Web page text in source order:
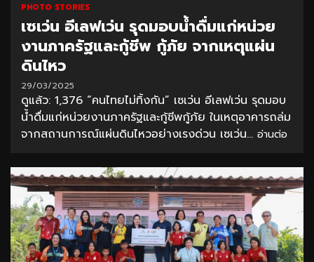
PHOTO STORIES
เซเว่น อีเลฟเว่น รุดมอบน้ำดื่มแก่หน่วย
งานภาครัฐและกู้ชีพ กู้ภัย จากเหตุแผ่น
ดินไหว
29/03/2025
ดูแล้ว: 1,376 “คนไทยไม่ทิ้งกัน” เซเว่น อีเลฟเว่น รุดมอบ
น้ำดื่มแก่หน่วยงานภาครัฐและกู้ชีพกู้ภัย ในเหตุอาคารถล่ม
จากสถานการณ์แผ่นดินไหวอย่างเรงด่วน เซเว่น... อ่านต่อ